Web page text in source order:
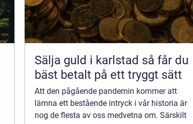
Sälja guld i karlstad så får du
bäst betalt på ett tryggt sätt
Att den pågående pandemin kommer att
lämna ett bestående intryck i vår historia är
nog de flesta av oss medvetna om. Särskilt